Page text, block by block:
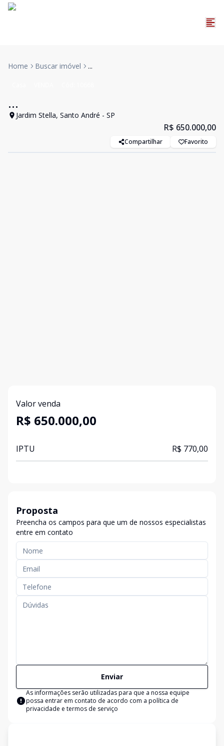
Home Buscar imóvel ...
...
Jardim Stella, Santo André - SP
R$ 650.000,00
Compartilhar Favorito
Valor venda
R$ 650.000,00
IPTU R$ 770,00
Proposta
Preencha os campos para que um de nossos especialistas
entre em contato
Enviar
As informações serão utilizadas para que a nossa equipe
possa entrar em contato de acordo com a política de
privacidade e termos de serviço